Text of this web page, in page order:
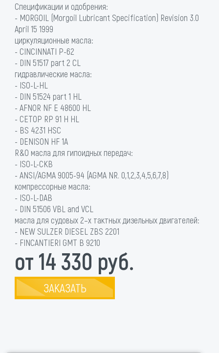
Спецификации и одобрения:
- MORGOIL (Morgoil Lubricant Specification) Revision 3.0
April 15 1999
циркуляционные масла:
- CINCINNATI P-62
- DIN 51517 part 2 CL
гидравлические масла:
- ISO-L-HL
- DIN 51524 part 1 HL
- AFNOR NF E 48600 HL
- CETOP RP 91 H HL
- BS 4231 HSC
- DENISON HF 1A
R&O масла для гипоидных передач:
- ISO-L-CKB
- ANSI/AGMA 9005-94 (AGMA NR. 0,1,2,3,4,5,6,7,8)
компрессорные масла:
- ISO-L-DAB
- DIN 51506 VBL and VCL
масла для судовых 2–х тактных дизельных двигателей:
- NEW SULZER DIESEL ZBS 2201
- FINCANTIERI GMT B 9210
от 14 330 руб.
ЗАКАЗАТЬ